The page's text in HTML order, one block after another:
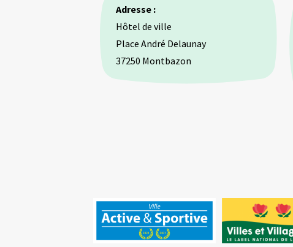
Adresse :
Hôtel de ville
Place André Delaunay
37250 Montbazon